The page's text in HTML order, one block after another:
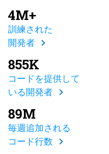
4M+
訓練された
開発者
855K
コードを提供して
いる開発者
89M
毎週追加される
コード行数